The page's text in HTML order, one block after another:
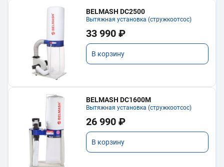
BELMASH DC2500
Вытяжная установка (стружкоотсос)
33 990 ₽
В корзину
BELMASH DC1600M
Вытяжная установка (стружкоотсос)
26 990 ₽
В корзину